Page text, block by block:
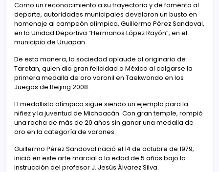
Como un reconocimiento a su trayectoria y de fomento al
deporte, autoridades municipales develaron un busto en
homenaje al campeón olímpico, Guillermo Pérez Sandoval,
en la Unidad Deportiva “Hermanos López Rayón”, en el
municipio de Uruapan.
De esta manera, la sociedad aplaude al originario de
Taretan, quien dio gran felicidad a México al colgarse la
primera medalla de oro varonil en Taekwondo en los
Juegos de Beijing 2008.
El medallista olímpico sigue siendo un ejemplo para la
niñez y la juventud de Michoacán. Con gran temple, rompió
una racha de más de 20 años sin ganar una medalla de
oro en la categoría de varones.
Guillermo Pérez Sandoval nació el 14 de octubre de 1979,
inició en este arte marcial a la edad de 5 años bajo la
instrucción del profesor J. Jesús Álvarez Silva.